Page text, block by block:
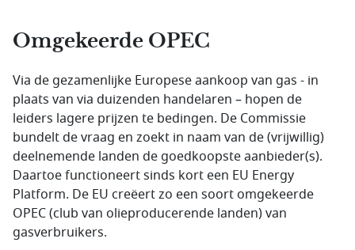
Omgekeerde OPEC
Via de gezamenlijke Europese aankoop van gas - in
plaats van via duizenden handelaren – hopen de
leiders lagere prijzen te bedingen. De Commissie
bundelt de vraag en zoekt in naam van de (vrijwillig)
deelnemende landen de goedkoopste aanbieder(s).
Daartoe functioneert sinds kort een EU Energy
Platform. De EU creëert zo een soort omgekeerde
OPEC (club van olieproducerende landen) van
gasverbruikers.